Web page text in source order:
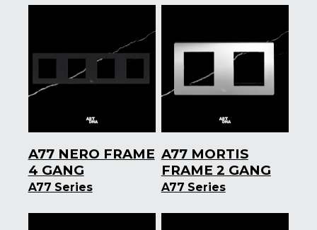
A77 NERO FRAME
4 GANG
A77 Series
A77 MORTIS
FRAME 2 GANG
A77 Series